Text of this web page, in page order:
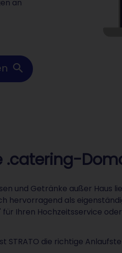
an
.catering-
und Getränke außer Haus
hervorragend als
Ihren Hochzeitsservice
die richtige